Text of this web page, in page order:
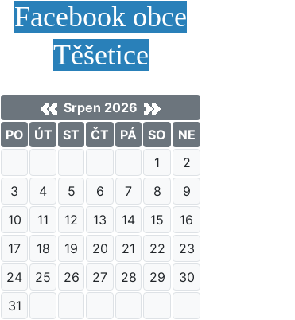
Facebook obce
Těšetice
Srpen 2026
PO
ÚT ST ČT PÁ SO
NE
1
2
3
4 5 6 7 8
9
10
11 12 13 14 15
16
17
18 19 20 21 22
23
24
25 26 27 28 29
30
31